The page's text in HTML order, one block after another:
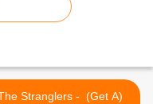
Stranglers - (Get A)